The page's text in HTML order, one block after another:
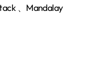
、Mandalay